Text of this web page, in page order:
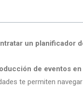
un planificador
de eventos en
te permiten